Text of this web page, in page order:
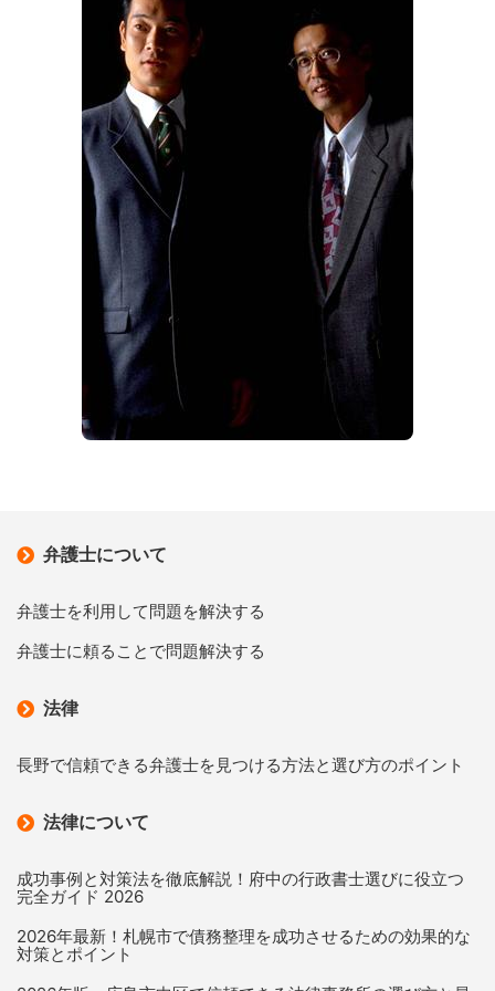
弁護士について
弁護士を利用して問題を解決する
弁護士に頼ることで問題解決する
法律
長野で信頼できる弁護士を見つける方法と選び方のポイント
法律について
成功事例と対策法を徹底解説！府中の行政書士選びに役立つ
完全ガイド 2026
2026年最新！札幌市で債務整理を成功させるための効果的な
対策とポイント